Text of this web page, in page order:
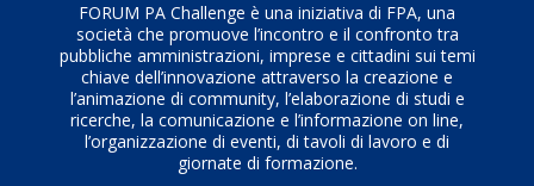
FORUM PA Challenge è una iniziativa di FPA, una
società che promuove l’incontro e il confronto tra
pubbliche amministrazioni, imprese e cittadini sui temi
chiave dell’innovazione attraverso la creazione e
l’animazione di community, l’elaborazione di studi e
ricerche, la comunicazione e l’informazione on line,
l’organizzazione di eventi, di tavoli di lavoro e di
giornate di formazione.